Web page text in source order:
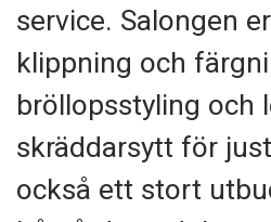
service. Salongen
klippning och
bröllopsstyling och
skräddarsytt för
också ett stort